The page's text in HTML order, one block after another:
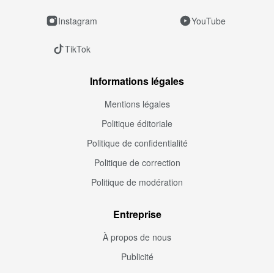
Instagram YouTube
TikTok
Informations légales
Mentions légales
Politique éditoriale
Politique de confidentialité
Politique de correction
Politique de modération
Entreprise
À propos de nous
Publicité